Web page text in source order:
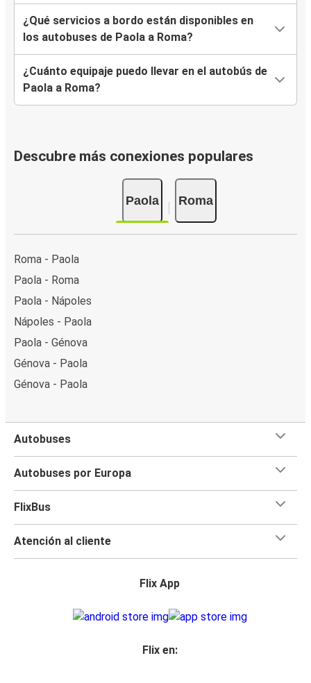
¿Qué servicios a bordo están disponibles en
los autobuses de Paola a Roma?
¿Cuánto equipaje puedo llevar en el autobús de
Paola a Roma?
Descubre más conexiones populares
Paola Roma
Roma - Paola
Paola - Roma
Paola - Nápoles
Nápoles - Paola
Paola - Génova
Génova - Paola
Génova - Paola
Autobuses
Autobuses por Europa
FlixBus
Atención al cliente
Flix App
Flix en: